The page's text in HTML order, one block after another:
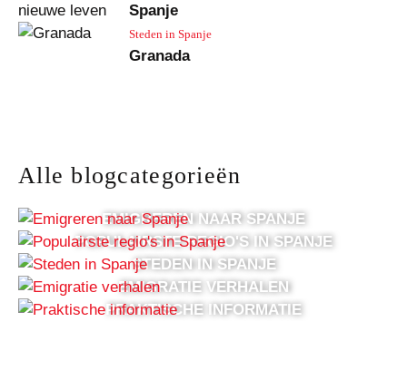
Spanje
Steden in Spanje
Granada
Alle blogcategorieën
EMIGREREN NAAR SPANJE
POPULAIRSTE REGIO'S IN SPANJE
STEDEN IN SPANJE
EMIGRATIE VERHALEN
PRAKTISCHE INFORMATIE